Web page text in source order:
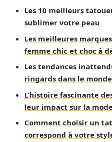
Les 10 meilleurs
sublimer votre peau
Les meilleures
femme chic et choc à
Les tendances
ringards dans le
L’histoire fascinante
leur impact sur la
Comment choisir un
correspond à votre